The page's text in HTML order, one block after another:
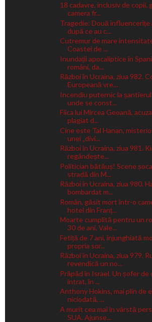
18 cadavre, inclusiv de copii,
camera fr...
Tragedie: Două influencerițe
după ce au c...
Cutremur de mare
Coastei de ...
Inundații apocaliptice în
români, da...
Război în Ucraina, ziua 982.
Europeană vre...
Incendiu puternic la șantierul
unde se const...
Fiica lui Mircea Geoană,
plagiat d...
Cine este Tal Hanan,
unei „divi...
Război în Ucraina, ziua 981.
regândește...
Politician bătăuș! Scene
stradă din M...
Război în Ucraina, ziua 980.
bombardat m...
Român, găsit mort într-o
hotel din Franț...
Moarte cumplită pentru un
30 de ani. Vale...
Fetiță de 7 ani, înjunghiată
propria sor...
Război în Ucraina, ziua 979.
revendică un no...
Prăpăd în Israel. Un șofer de
intrat, în ...
Anthony Hokins, mai plin de
niciodată, ...
A murit cea mai în vârstă
SUA. Ajunse...